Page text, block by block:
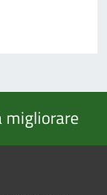
migliorare